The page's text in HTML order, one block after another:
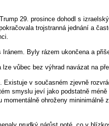
29. prosince dohodl s
trojstranná jednání a
Iránem. Byly rázem ukončena a
vůbec bez výhrad navázat na
Existuje v současném zjevně
smyslu jeví jako podstatně
momentálně ohroženy mininimálně